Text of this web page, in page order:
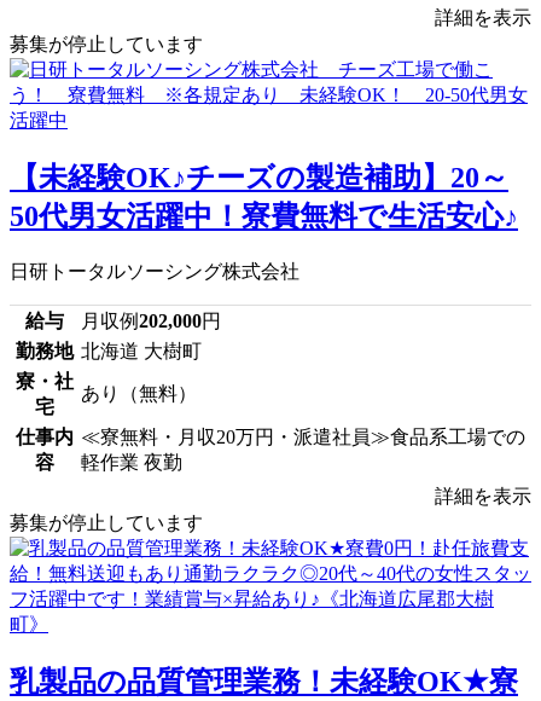
詳細を表示
募集が停止しています
【未経験OK♪チーズの製造補助】20～
50代男女活躍中！寮費無料で生活安心♪
日研トータルソーシング株式会社
給与 月収例202,000円
勤務地 北海道 大樹町
寮・社
宅
あり（無料）
仕事内
容
≪寮無料・月収20万円・派遣社員≫食品系工場での
軽作業 夜勤
詳細を表示
募集が停止しています
乳製品の品質管理業務！未経験OK★寮